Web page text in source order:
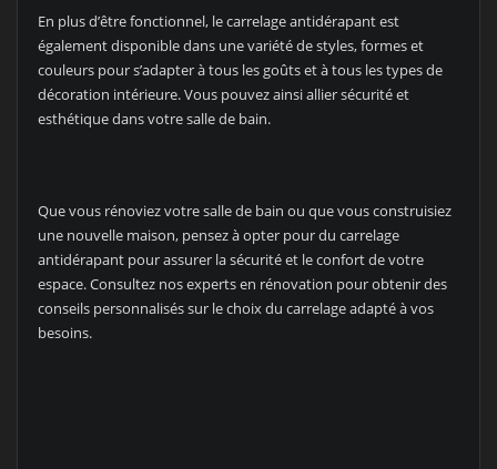
En plus d’être fonctionnel, le carrelage antidérapant est
également disponible dans une variété de styles, formes et
couleurs pour s’adapter à tous les goûts et à tous les types de
décoration intérieure. Vous pouvez ainsi allier sécurité et
esthétique dans votre salle de bain.
Que vous rénoviez votre salle de bain ou que vous construisiez
une nouvelle maison, pensez à opter pour du carrelage
antidérapant pour assurer la sécurité et le confort de votre
espace. Consultez nos experts en rénovation pour obtenir des
conseils personnalisés sur le choix du carrelage adapté à vos
besoins.